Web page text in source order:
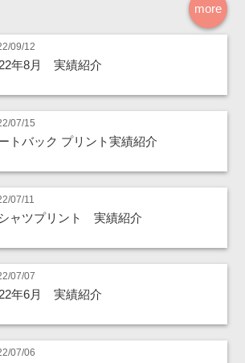
more
09/12
年8月 実績紹介
07/15
トバック プリント実績紹介
07/11
ャツプリント 実績紹介
07/07
年6月 実績紹介
07/06